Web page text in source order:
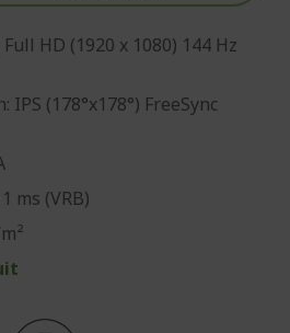
HD (1920 x 1080) 144 Hz
IPS (178°x178°) FreeSync
ms (VRB)